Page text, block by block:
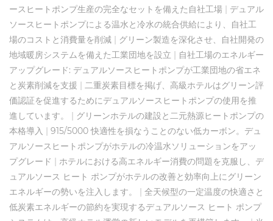
ースヒートポンプ生産の完全なセットを備えた自社工場 | デュアル
ソースヒートポンプによる温水と冷水の統合供給により、自社工
場のコストと消費量を削減 | グリーン製造を深化させ、自社開発の
地域暖房システムを備えた工業団地を設立 | 自社工場のエネルギー
アップグレード: デュアルソースヒートポンプが工業団地の省エネ
と炭素削減を支援 | 二重炭素目標を掲げ、高級ホテルはグリーン評
価認証を促進するためにデュアルソースヒートポンプの使用を推
進しています。
| グリーンホテルの建設と二元熱源ヒートポンプの
本格導入 | 915/5000 快適性を損なうことのない低カーボン。デュ
アルソースヒートポンプがホテルの冷温水ソリューションをアッ
プグレード | ホテルにおける高エネルギー消費の問題を克服し、デ
ュアルソース ヒート ポンプがホテルの改善と効率向上にグリーン
エネルギーの勢いを注入します。
| 全天候型の一定温度の快適さと
低炭素エネルギーの節約を実現するデュアルソース ヒート ポンプ